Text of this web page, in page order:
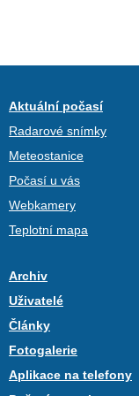
Aktuální počasí
Radarové snímky
Meteostanice
Počasí u vás
Webkamery
Teplotní mapa
Archiv
Uživatelé
Články
Fotogalerie
Aplikace na telefony